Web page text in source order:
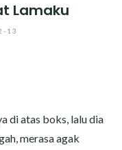
Lamaku
13
di atas boks, lalu dia
merasa agak